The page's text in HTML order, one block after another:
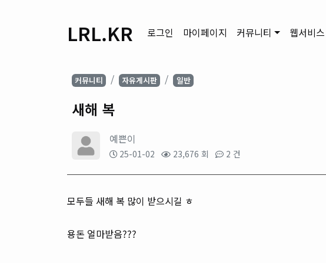
LRL.KR 로그인 마이페이지 커뮤니티 웹서비스
커뮤니티 자유게시판 일반
새해 복
예쁜이
25-01-02 23,676 회 2 건
모두들 새해 복 많이 받으시길 ㅎ
용돈 얼마받음???